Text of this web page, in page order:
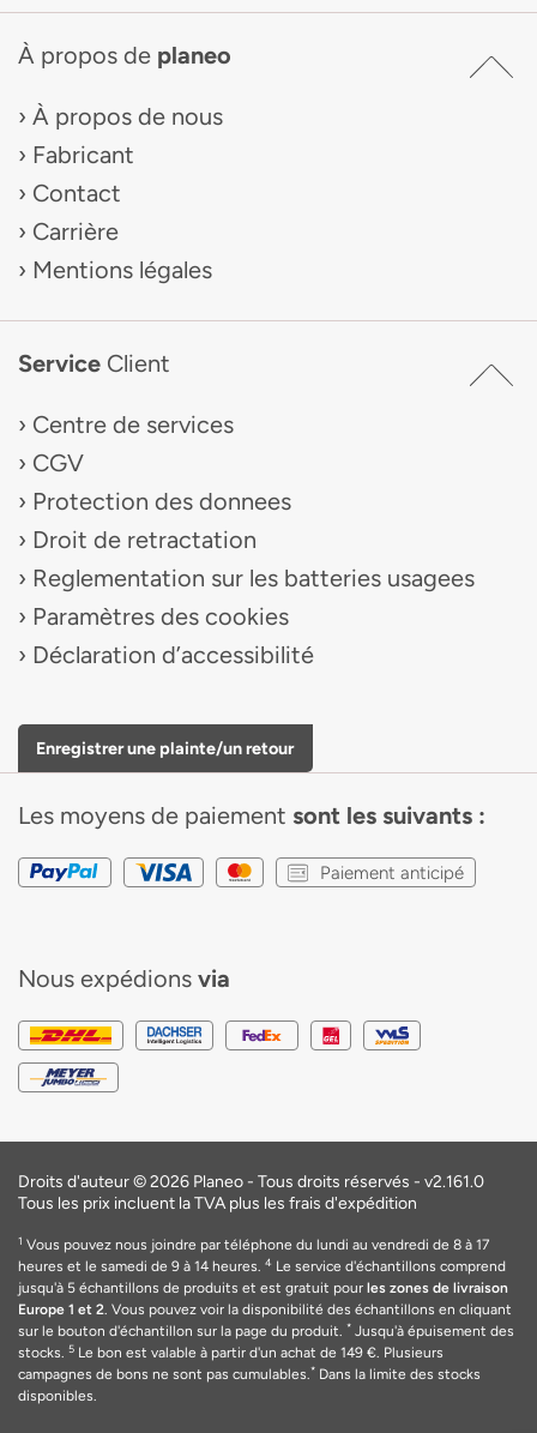
À propos de planeo
À propos de nous
Fabricant
Contact
Carrière
Mentions légales
Service Client
Centre de services
CGV
Protection des donnees
Droit de retractation
Reglementation sur les batteries usagees
Paramètres des cookies
Déclaration d’accessibilité
Enregistrer une plainte/un retour
Les moyens de paiement sont les suivants :
Paiement anticipé
Nous expédions via
Droits d'auteur © 2026 Planeo - Tous droits réservés - v2.161.0
Tous les prix incluent la TVA plus les frais d'expédition
1 Vous pouvez nous joindre par téléphone du lundi au vendredi de 8 à 17
heures et le samedi de 9 à 14 heures. 4 Le service d'échantillons comprend
jusqu'à 5 échantillons de produits et est gratuit pour les zones de livraison
Europe 1 et 2. Vous pouvez voir la disponibilité des échantillons en cliquant
sur le bouton d'échantillon sur la page du produit. * Jusqu'à épuisement des
stocks. 5 Le bon est valable à partir d'un achat de 149 €. Plusieurs
campagnes de bons ne sont pas cumulables.* Dans la limite des stocks
disponibles.